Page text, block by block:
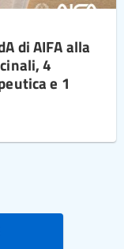
di AIFA alla
4
e 1